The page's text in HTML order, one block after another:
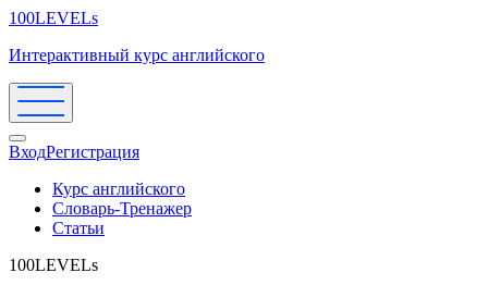
100LEVELs
Интерактивный курс английского
ВходРегистрация
Курс английского
Словарь-Тренажер
Статьи
100LEVELs